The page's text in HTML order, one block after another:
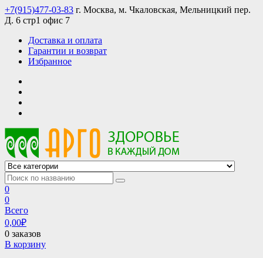
Skip
to
+7(915)477-03-83 г. Москва, м. Чкаловская, Мельницкий пер.
Д. 6 стр1 офис 7
Доставка и оплата
Гарантии и возврат
Избранное
АРГО интернет магазин, доставка в Москве и по всей России
АРГО каталог каталог продукции, официальные цены
0
0
Всего
0,00₽
0 заказов
В корзину